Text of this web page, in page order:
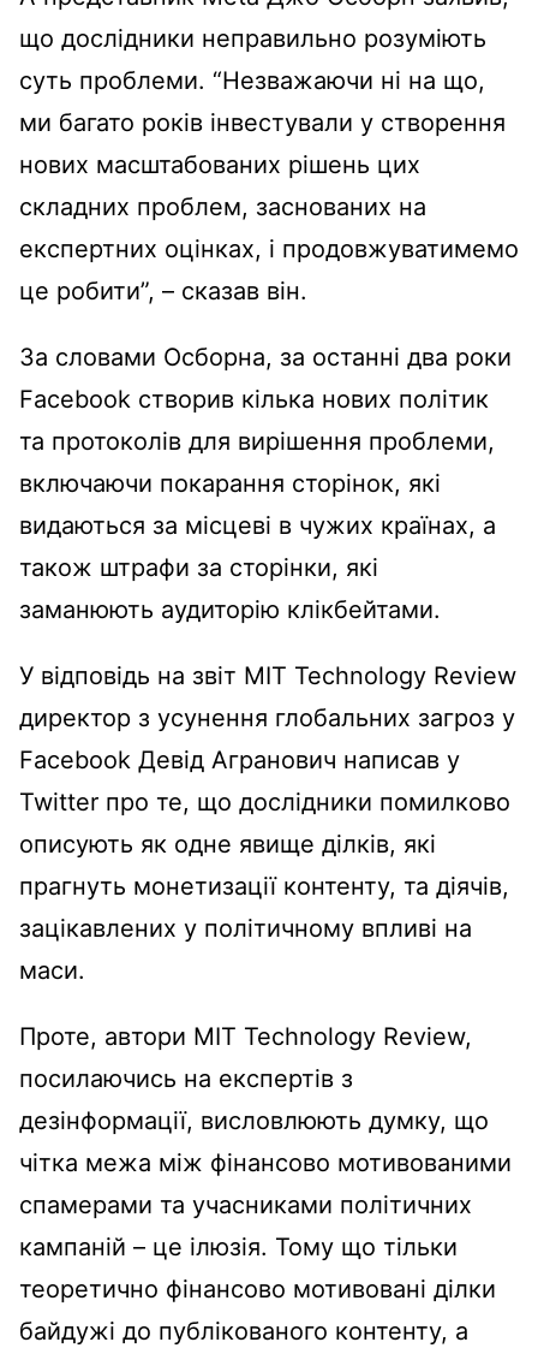
що дослідники неправильно розуміють
суть проблеми. “Незважаючи ні на що,
ми багато років інвестували у створення
нових масштабованих рішень цих
складних проблем, заснованих на
експертних оцінках, і продовжуватимемо
це робити”, – сказав він.
За словами Осборна, за останні два роки
Facebook створив кілька нових політик
та протоколів для вирішення проблеми,
включаючи покарання сторінок, які
видаються за місцеві в чужих країнах, а
також штрафи за сторінки, які
заманюють аудиторію клікбейтами.
У відповідь на звіт MIT Technology Review
директор з усунення глобальних загроз у
Facebook Девід Агранович написав у
Twitter про те, що дослідники помилково
описують як одне явище ділків, які
прагнуть монетизації контенту, та діячів,
зацікавлених у політичному впливі на
маси.
Проте, автори MIT Technology Review,
посилаючись на експертів з
дезінформації, висловлюють думку, що
чітка межа між фінансово мотивованими
спамерами та учасниками політичних
кампаній – це ілюзія. Тому що тільки
теоретично фінансово мотивовані ділки
байдужі до публікованого контенту, а